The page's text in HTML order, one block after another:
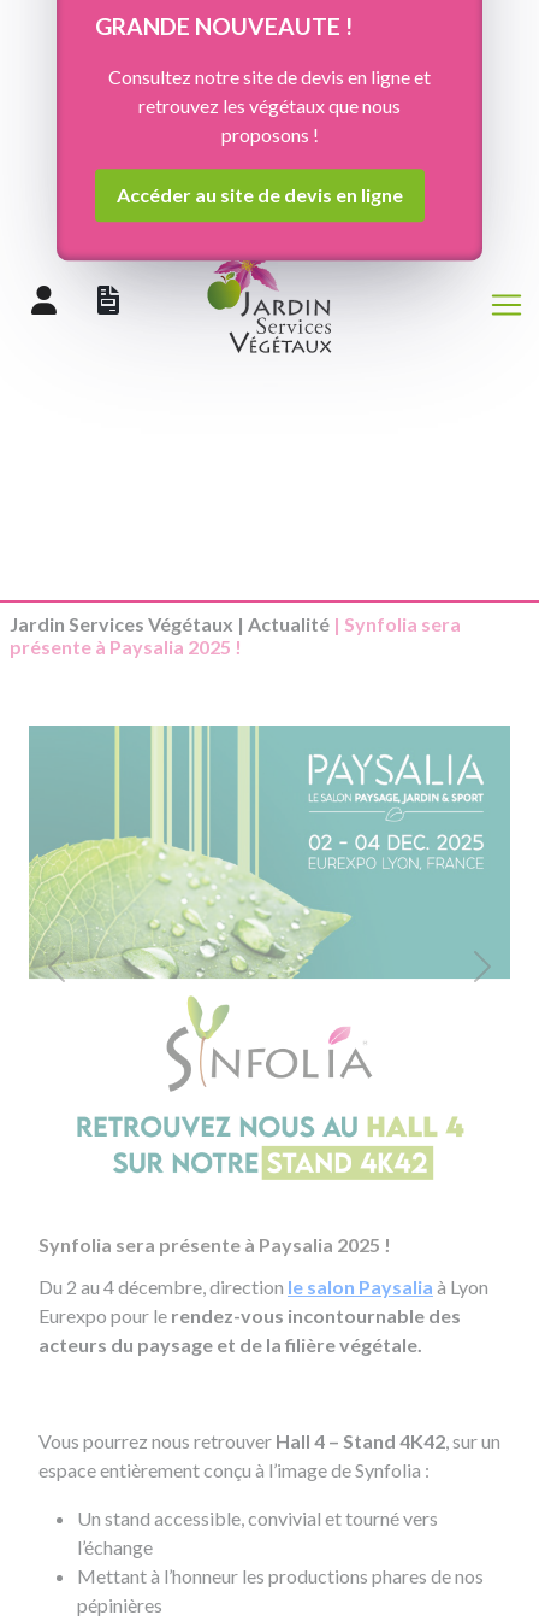
GRANDE NOUVEAUTE !
Consultez notre site de devis en ligne et
retrouvez les végétaux que nous
proposons !
Accéder au site de devis en ligne
Jardin Services Végétaux | Actualité | Synfolia sera
présente à Paysalia 2025 !
Previous Next
Synfolia sera présente à Paysalia 2025 !
Du 2 au 4 décembre, direction le salon Paysalia à Lyon
Eurexpo pour le rendez-vous incontournable des
acteurs du paysage et de la filière végétale.
Vous pourrez nous retrouver Hall 4 – Stand 4K42, sur un
espace entièrement conçu à l’image de Synfolia :
Un stand accessible, convivial et tourné vers
l’échange
Mettant à l’honneur les productions phares de nos
pépinières
Panneau de gestion des cookies